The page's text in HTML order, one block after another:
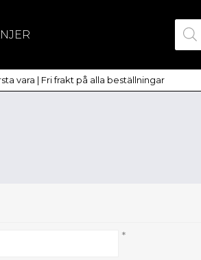
vara | Fri frakt på alla beställningar
*